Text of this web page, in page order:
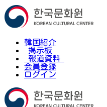
韓国紹介
掲示板
報道資料
会員登録
ログイン